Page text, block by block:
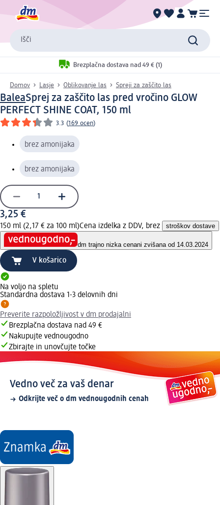
Išči
Brezplačna dostava nad 49 € (1)
Domov Lasje Oblikovanje las Spreji za zaščito las
BaleaSprej za zaščito las pred vročino GLOW
PERFECT SHINE COAT, 150 ml
3.3 (169 ocen)
brez amonijaka
brez amonijaka
3,25 €
150 ml (2,17 € za 100 ml)Cena izdelka z DDV, brez stroškov dostave
dm trajno nizka cenani zvišana od 14.03.2024
V košarico
Na voljo na spletu
Standardna dostava 1-3 delovnih dni
Preverite razpoložljivost v dm prodajalni
Brezplačna dostava nad 49 €
Nakupujte vednougodno
Zbirajte in unovčujte točke
Vedno več za vaš denar
Odkrijte več o dm vednougodnih cenah